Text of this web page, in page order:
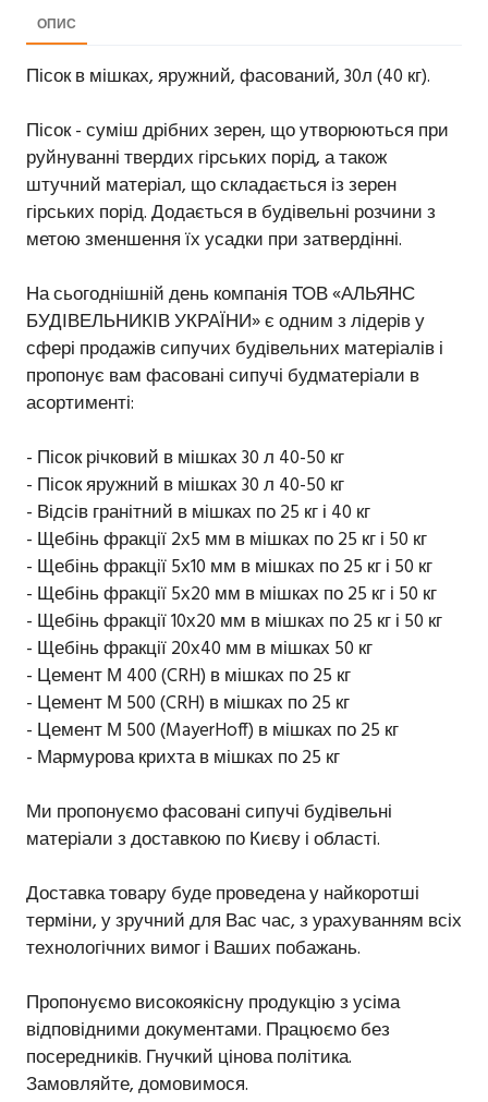
ОПИС
Пісок в мішках, яружний, фасований, 30л (40 кг).
Пісок - суміш дрібних зерен, що утворюються при
руйнуванні твердих гірських порід, а також
штучний матеріал, що складається із зерен
гірських порід. Додається в будівельні розчини з
метою зменшення їх усадки при затвердінні.
На сьогоднішній день компанія ТОВ «АЛЬЯНС
БУДІВЕЛЬНИКІВ УКРАЇНИ» є одним з лідерів у
сфері продажів сипучих будівельних матеріалів і
пропонує вам фасовані сипучі будматеріали в
асортименті:
- Пісок річковий в мішках 30 л 40-50 кг
- Пісок яружний в мішках 30 л 40-50 кг
- Відсів гранітний в мішках по 25 кг і 40 кг
- Щебінь фракції 2х5 мм в мішках по 25 кг і 50 кг
- Щебінь фракції 5х10 мм в мішках по 25 кг і 50 кг
- Щебінь фракції 5х20 мм в мішках по 25 кг і 50 кг
- Щебінь фракції 10х20 мм в мішках по 25 кг і 50 кг
- Щебінь фракції 20х40 мм в мішках 50 кг
- Цемент М 400 (CRH) в мішках по 25 кг
- Цемент М 500 (CRH) в мішках по 25 кг
- Цемент М 500 (MayerHoff) в мішках по 25 кг
- Мармурова крихта в мішках по 25 кг
Ми пропонуємо фасовані сипучі будівельні
матеріали з доставкою по Києву і області.
Доставка товару буде проведена у найкоротші
терміни, у зручний для Вас час, з урахуванням всіх
технологічних вимог і Ваших побажань.
Пропонуємо високоякісну продукцію з усіма
відповідними документами. Працюємо без
посередників. Гнучкий цінова політика.
Замовляйте, домовимося.